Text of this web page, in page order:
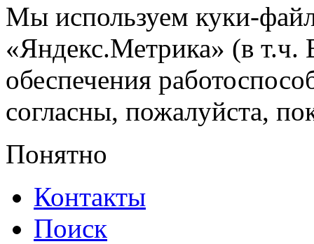
Мы используем куки-
«Яндекс.Метрика» (в т.ч.
обеспечения
согласны, пожалуйста,
Понятно
Контакты
Поиск